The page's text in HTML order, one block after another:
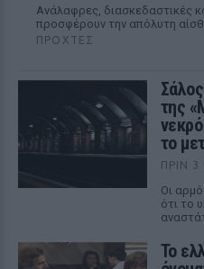
Aνάλαφρες, διασκεδαστικές
προσφέρουν την απόλυτη
ΠΡΟΧΤΈΣ
της
το
ΠΡΙΝ
Οι
ότι το
Το